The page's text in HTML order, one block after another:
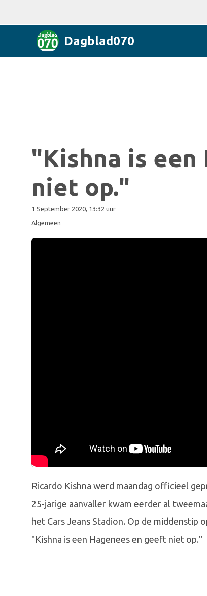
Dagblad070
"Kishna is een
niet op."
1 September 2020, 13:32 uur
Algemeen
Ricardo Kishna werd maandag officieel
25-jarige aanvaller kwam eerder al
het Cars Jeans Stadion. Op de
"Kishna is een Hagenees en geeft niet op."